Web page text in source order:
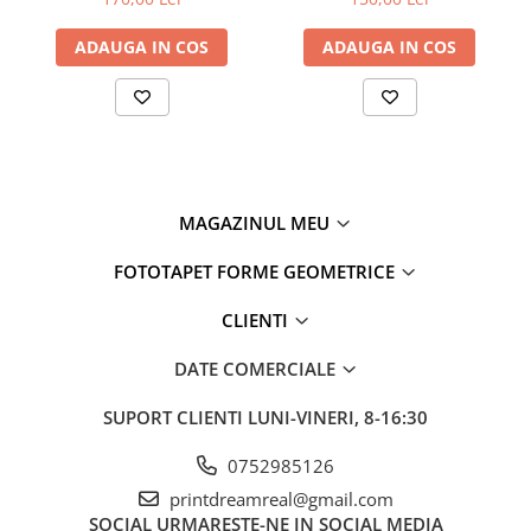
ADAUGA IN COS ADAUGA IN COS
MAGAZINUL MEU
FOTOTAPET FORME GEOMETRICE
CLIENTI
DATE COMERCIALE
SUPORT CLIENTI LUNI-VINERI, 8-16:30
0752985126
printdreamreal@gmail.com
SOCIAL URMARESTE-NE IN SOCIAL MEDIA